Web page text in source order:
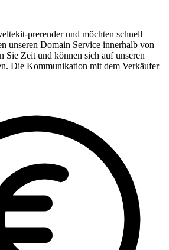
prerender und möchten schnell
unseren Domain Service innerhalb von
Sie Zeit und können sich auf unseren
Die Kommunikation mit dem Verkäufer